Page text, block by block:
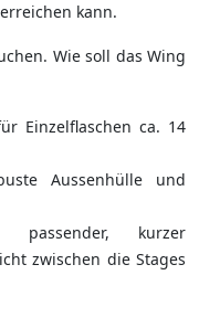
kann.
Wie soll das Wing
Einzelflaschen ca. 14
Aussenhülle und
passender, kurzer
zwischen die Stages